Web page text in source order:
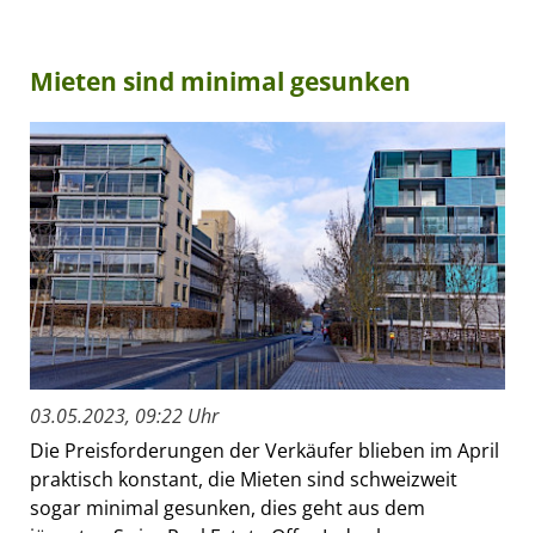
Mieten sind minimal gesunken
03.05.2023, 09:22 Uhr
Die Preisforderungen der Verkäufer blieben im April
praktisch konstant, die Mieten sind schweizweit
sogar minimal gesunken, dies geht aus dem